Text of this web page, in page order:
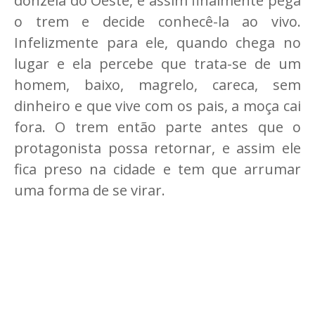
o trem e decide conhecê-la ao vivo.
Infelizmente para ele, quando chega no
lugar e ela percebe que trata-se de um
homem, baixo, magrelo, careca, sem
dinheiro e que vive com os pais, a moça cai
fora. O trem então parte antes que o
protagonista possa retornar, e assim ele
fica preso na cidade e tem que arrumar
uma forma de se virar.